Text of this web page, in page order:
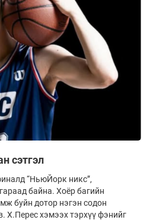
сэтгэл
“НьюЙорк никс”,
байна. Хоёр багийн
буйн дотор нэгэн содон
Х.Перес хэмээх тэрхүү фэнийг